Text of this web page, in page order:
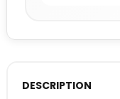
DESCRIPTION